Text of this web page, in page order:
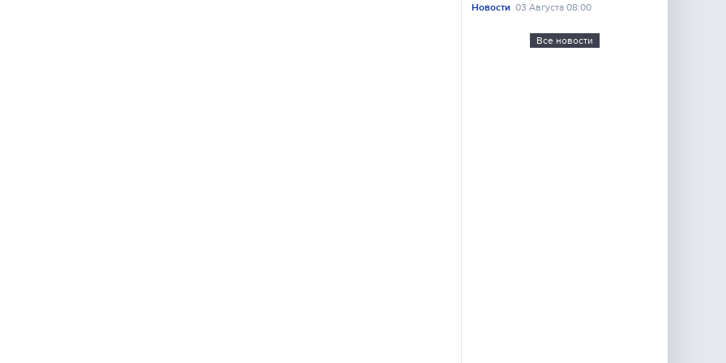
Новости 03 Августа 08:00
Все новости